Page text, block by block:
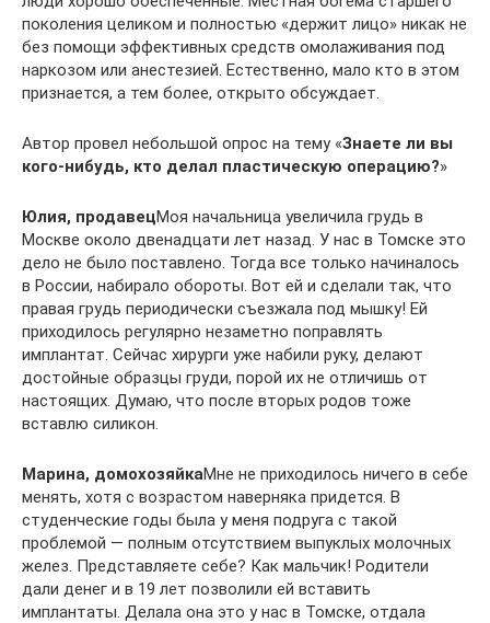
поколения целиком и полностью «держит лицо» никак не
без помощи эффективных средств омолаживания под
наркозом или анестезией. Естественно, мало кто в этом
признается, а тем более, открыто обсуждает.
Автор провел небольшой опрос на тему «Знаете ли вы
кого-нибудь, кто делал пластическую операцию?»
Юлия, продавецМоя начальница увеличила грудь в
Москве около двенадцати лет назад. У нас в Томске это
дело не было поставлено. Тогда все только начиналось
в России, набирало обороты. Вот ей и сделали так, что
правая грудь периодически съезжала под мышку! Ей
приходилось регулярно незаметно поправлять
имплантат. Сейчас хирурги уже набили руку, делают
достойные образцы груди, порой их не отличишь от
настоящих. Думаю, что после вторых родов тоже
вставлю силикон.
Марина, домохозяйкаМне не приходилось ничего в себе
менять, хотя с возрастом наверняка придется. В
студенческие годы была у меня подруга с такой
проблемой — полным отсутствием выпуклых молочных
желез. Представляете себе? Как мальчик! Родители
дали денег и в 19 лет позволили ей вставить
имплантаты. Делала она это у нас в Томске, отдала